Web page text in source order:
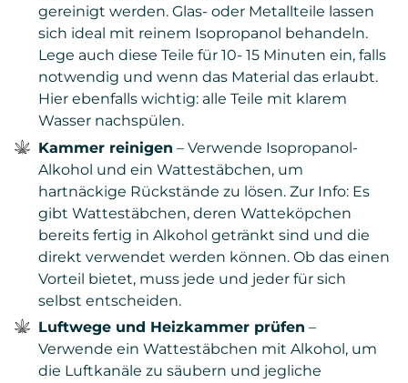
gereinigt werden. Glas- oder Metallteile lassen
sich ideal mit reinem Isopropanol behandeln.
Lege auch diese Teile für 10- 15 Minuten ein, falls
notwendig und wenn das Material das erlaubt.
Hier ebenfalls wichtig: alle Teile mit klarem
Wasser nachspülen.
Kammer reinigen – Verwende Isopropanol-
Alkohol und ein Wattestäbchen, um
hartnäckige Rückstände zu lösen. Zur Info: Es
gibt Wattestäbchen, deren Watteköpchen
bereits fertig in Alkohol getränkt sind und die
direkt verwendet werden können. Ob das einen
Vorteil bietet, muss jede und jeder für sich
selbst entscheiden.
Luftwege und Heizkammer prüfen –
Verwende ein Wattestäbchen mit Alkohol, um
die Luftkanäle zu säubern und jegliche